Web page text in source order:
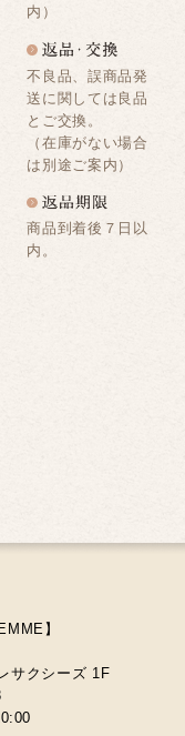
内）
不良品、誤商品発
送に関しては良品
とご交換。
（在庫がない場合
は別途ご案内）
商品到着後７日以
内。
】
サクシーズ 1F